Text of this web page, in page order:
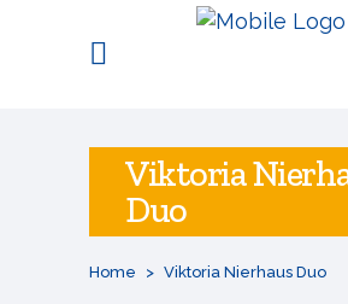
Viktoria
Duo
Home > Viktoria Nierhaus Duo